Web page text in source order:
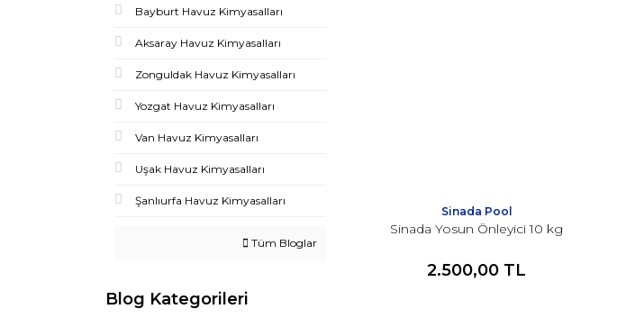
Bayburt Havuz Kimyasalları
Aksaray Havuz Kimyasalları
Zonguldak Havuz Kimyasalları
Yozgat Havuz Kimyasalları
Van Havuz Kimyasalları
Uşak Havuz Kimyasalları
Şanlıurfa Havuz Kimyasalları
Tüm Bloglar
Blog Kategorileri
Sinada Pool
Sinada Yosun Önleyici 10 kg
2.500,00 TL